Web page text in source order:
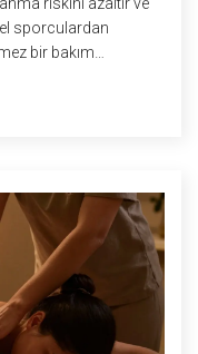
riskini azaltır ve
sporculardan
bir bakım